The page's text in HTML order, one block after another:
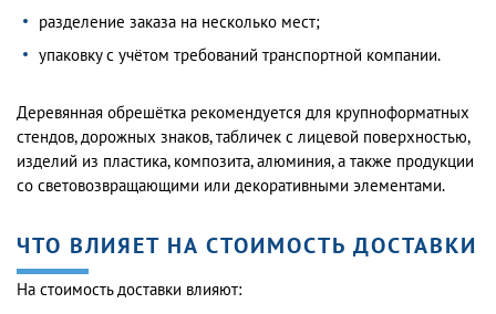
разделение заказа на несколько мест;
упаковку с учётом требований транспортной компании.
Деревянная обрешётка рекомендуется для крупноформатных
стендов, дорожных знаков, табличек с лицевой поверхностью,
изделий из пластика, композита, алюминия, а также продукции
со световозвращающими или декоративными элементами.
ЧТО ВЛИЯЕТ НА СТОИМОСТЬ ДОСТАВКИ
На стоимость доставки влияют: